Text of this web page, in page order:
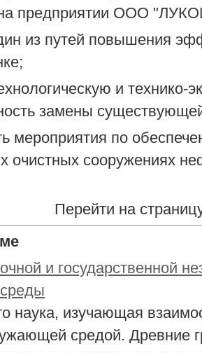
предприятии ООО
из путей повышения
и технико-
замены
мероприятия по
очистных сооружениях
Перейти на
и государственной
наука, изучающая
средой. Древние